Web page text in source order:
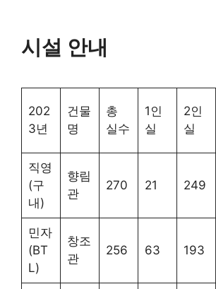
시설 안내
202
3년
건물
명
총
실수
1인
실
2인
실
직영
(구
내)
향림
관
270 21 249
민자
(BT
L)
창조
관
256 63 193